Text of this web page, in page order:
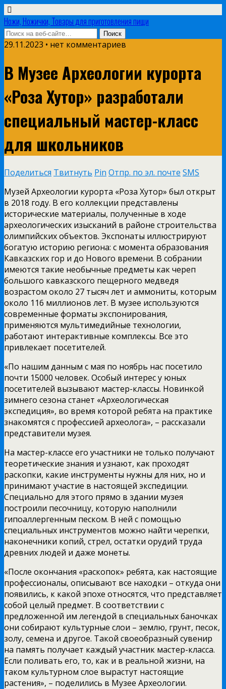
Ножи, Ножички, Товары для приготовления пищи
29.11.2023 • нет комментариев
В Музее Археологии курорта
«Роза Хутор» разработали
специальный мастер-класс
для школьников
Поделиться Твитнуть Pin Отпр. по эл. почте SMS
Музей Археологии курорта «Роза Хутор» был открыт
в 2018 году. В его коллекции представлены
исторические материалы, полученные в ходе
археологических изысканий в районе строительства
олимпийских объектов. Экспонаты иллюстрируют
богатую историю региона: c момента образования
Кавказских гор и до Нового времени. В собрании
имеются такие необычные предметы как череп
большого кавказского пещерного медведя
возрастом около 27 тысяч лет и аммониты, которым
около 116 миллионов лет. В музее используются
современные форматы экспонирования,
применяются мультимедийные технологии,
работают интерактивные комплексы. Все это
привлекает посетителей.
«По нашим данным с мая по ноябрь нас посетило
почти 15000 человек. Особый интерес у юных
посетителей вызывают мастер-классы. Новинкой
зимнего сезона станет «Археологическая
экспедиция», во время которой ребята на практике
знакомятся с профессией археолога», – рассказали
представители музея.
На мастер-классе его участники не только получают
теоретические знания и узнают, как проходят
раскопки, какие инструменты нужны для них, но и
принимают участие в настоящей экспедиции.
Специально для этого прямо в здании музея
построили песочницу, которую наполнили
гипоаллергенным песком. В ней с помощью
специальных инструментов можно найти черепки,
наконечники копий, стрел, остатки орудий труда
древних людей и даже монеты.
«После окончания «раскопок» ребята, как настоящие
профессионалы, описывают все находки – откуда они
появились, к какой эпохе относятся, что представляет
собой целый предмет. В соответствии с
предложенной им легендой в специальных баночках
они собирают культурные слои – землю, грунт, песок,
золу, семена и другое. Такой своеобразный сувенир
на память получает каждый участник мастер-класса.
Если поливать его, то, как и в реальной жизни, на
таком культурном слое вырастут настоящие
растения», – поделились в Музее Археологии.